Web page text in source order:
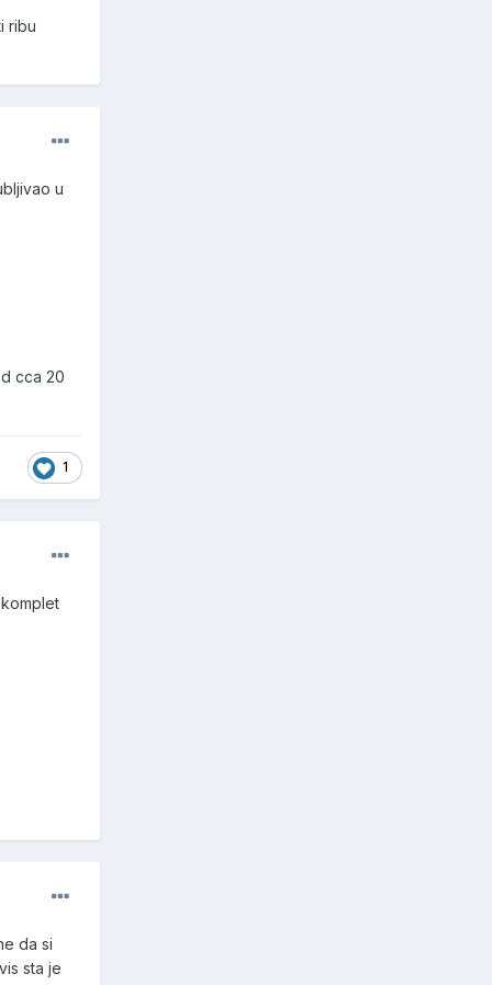
ribu
u
cca 20
1
da si
sta je